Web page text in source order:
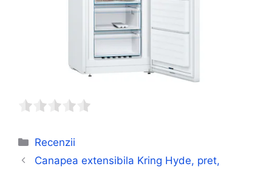
Categorii
Recenzii
Canapea extensibila Kring Hyde, pret,